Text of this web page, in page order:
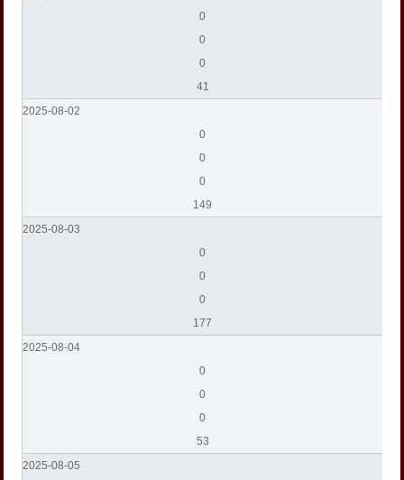
0
0
0
41
2025-08-02
0
0
0
149
2025-08-03
0
0
0
177
2025-08-04
0
0
0
53
2025-08-05